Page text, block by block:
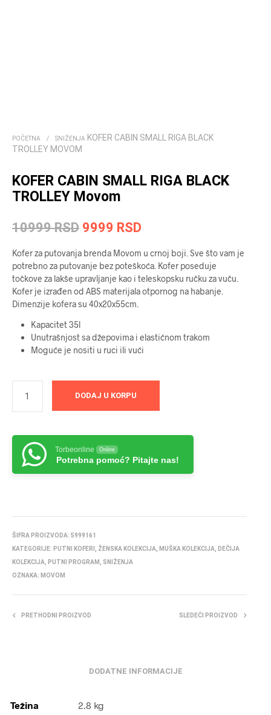
POČETNA / SNIŽENJA KOFER CABIN SMALL RIGA BLACK
TROLLEY MOVOM
KOFER CABIN SMALL RIGA BLACK
TROLLEY Movom
10999RSD Originalna
cena
je
bila:
10999 RSD.
9999 RSD
cena
je:
9999 RSD.
Kofer za putovanja brenda Movom u crnoj boji. Sve što vam je
potrebno za putovanje bez poteškoća. Kofer poseduje
točkove za lakše upravljanje kao i teleskopsku ručku za vuču.
Kofer je izrađen od ABS materijala otpornog na habanje.
Dimenzije kofera su 40x20x55cm.
Kapacitet 35l
Unutrašnjost sa džepovima i elastićnom trakom
Moguće je nositi u ruci ili vući
DODAJ U KORPU
Torbeonline Online
Potrebna pomoć? Pitajte nas!
ŠIFRA PROIZVODA: 5999161
KATEGORIJE: PUTNI KOFERI ŽENSKA KOLEKCIJA MUŠKA KOLEKCIJA
DEČIJA
KOLEKCIJA
PUTNI PROGRAM
SNIŽENJA
OZNAKA: MOVOM
PRETHODNI PROIZVOD SLEDEĆI PROIZVOD
DODATNE INFORMACIJE
Težina 2.8 kg